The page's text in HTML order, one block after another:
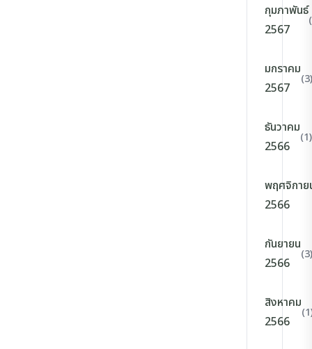
กุมภาพันธ์
2567
มกราคม
2567
(3)
ธันวาคม
2566
(1)
พฤศจิกาย
2566
กันยายน
2566
(3)
สิงหาคม
2566